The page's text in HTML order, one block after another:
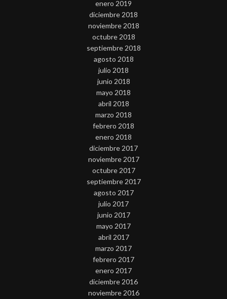
enero 2019
diciembre 2018
noviembre 2018
octubre 2018
septiembre 2018
agosto 2018
julio 2018
junio 2018
mayo 2018
abril 2018
marzo 2018
febrero 2018
enero 2018
diciembre 2017
noviembre 2017
octubre 2017
septiembre 2017
agosto 2017
julio 2017
junio 2017
mayo 2017
abril 2017
marzo 2017
febrero 2017
enero 2017
diciembre 2016
noviembre 2016